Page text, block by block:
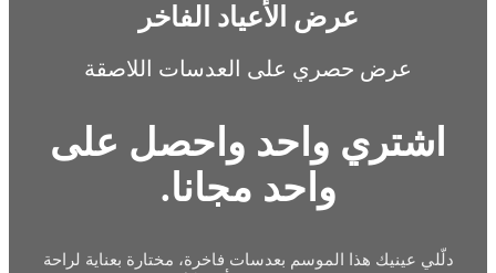
عرض الأعياد الفاخر
عرض حصري على العدسات اللاصقة
اشتري واحد واحصل على
واحد مجانا.
دلّلي عينيك هذا الموسم بعدسات فاخرة، مختارة بعناية لراحة